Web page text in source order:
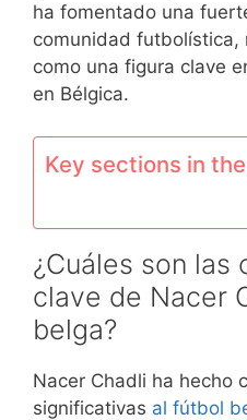
ha fomentado una
comunidad futbolística,
como una figura clave
en Bélgica.
Key sections in
¿Cuáles son las
clave de Nacer
belga?
Nacer Chadli ha hecho
significativas al fútbol